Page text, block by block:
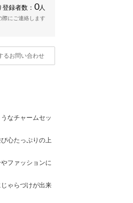
録者数： 0人
際にご連絡します
るお問い合わせ
なチャームセッ
心たっぷりの上
ファッションに
ゃらづけが出来